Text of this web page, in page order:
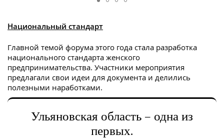
Национальный стандарт
Главной темой форума этого года стала разработка
национального стандарта женского
предпринимательства. Участники мероприятия
предлагали свои идеи для документа и делились
полезными наработками.
Ульяновская область – одна из
первых.